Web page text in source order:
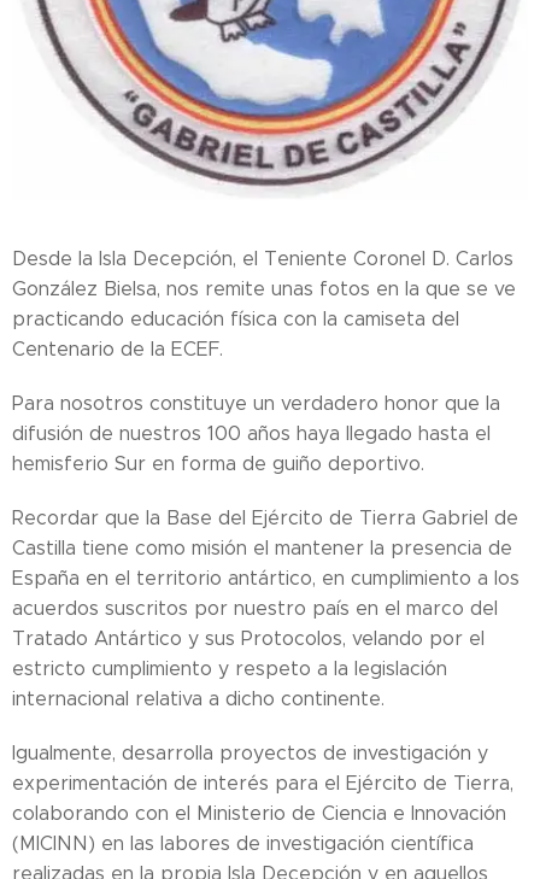
Desde la Isla Decepción, el Teniente Coronel D. Carlos
González Bielsa, nos remite unas fotos en la que se ve
practicando educación física con la camiseta del
Centenario de la ECEF.
Para nosotros constituye un verdadero honor que la
difusión de nuestros 100 años haya llegado hasta el
hemisferio Sur en forma de guiño deportivo.
Recordar que la Base del Ejército de Tierra Gabriel de
Castilla tiene como misión el mantener la presencia de
España en el territorio antártico, en cumplimiento a los
acuerdos suscritos por nuestro país en el marco del
Tratado Antártico y sus Protocolos, velando por el
estricto cumplimiento y respeto a la legislación
internacional relativa a dicho continente.
Igualmente, desarrolla proyectos de investigación y
experimentación de interés para el Ejército de Tierra,
colaborando con el Ministerio de Ciencia e Innovación
(MICINN) en las labores de investigación científica
realizadas en la propia Isla Decepción y en aquellos